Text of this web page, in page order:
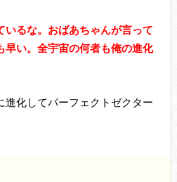
いるな。おばあちゃんが言って
早い。全宇宙の何者も俺の進化
進化してパーフェクトゼクター